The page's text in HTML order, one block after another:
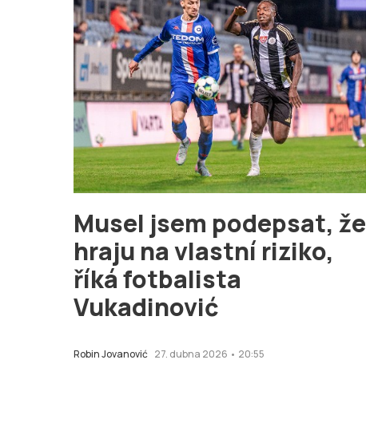
Musel jsem podepsat, že
hraju na vlastní riziko,
říká fotbalista
Vukadinović
Robin Jovanović 27. dubna 2026 • 20:55